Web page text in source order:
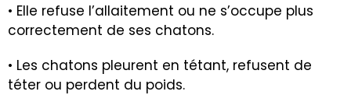
• Elle refuse l’allaitement ou ne s’occupe plus
correctement de ses chatons.
• Les chatons pleurent en tétant, refusent de
téter ou perdent du poids.